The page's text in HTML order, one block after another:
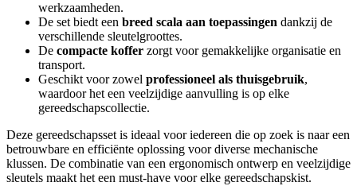
werkzaamheden.
De set biedt een breed scala aan toepassingen dankzij de
verschillende sleutelgroottes.
De compacte koffer zorgt voor gemakkelijke organisatie en
transport.
Geschikt voor zowel professioneel als thuisgebruik,
waardoor het een veelzijdige aanvulling is op elke
gereedschapscollectie.
Deze gereedschapsset is ideaal voor iedereen die op zoek is naar een
betrouwbare en efficiënte oplossing voor diverse mechanische
klussen. De combinatie van een ergonomisch ontwerp en veelzijdige
sleutels maakt het een must-have voor elke gereedschapskist.